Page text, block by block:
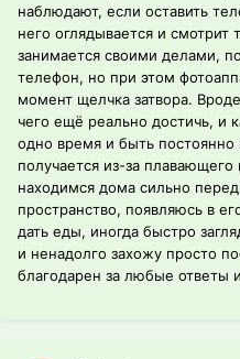
наблюдают, если оставить
него оглядывается и смотрит
занимается своими делами,
телефон, но при этом
момент щелчка затвора.
чего ещё реально достичь, и
одно время и быть
получается из-за плавающего
находимся дома сильно
пространство, появляюсь в
дать еды, иногда быстро
и ненадолго захожу просто
благодарен за любые ответы